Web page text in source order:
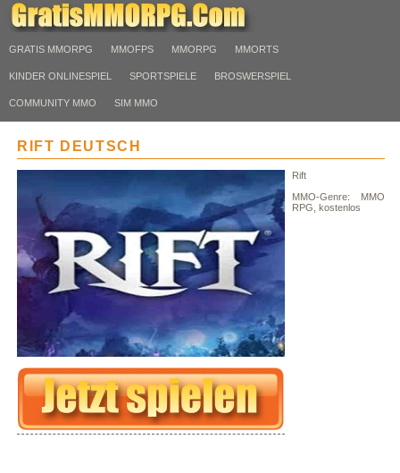
GRATIS MMORPG MMOFPS MMORPG MMORTS
KINDER ONLINESPIEL SPORTSPIELE BROSWERSPIEL
COMMUNITY MMO SIM MMO
RIFT DEUTSCH
Rift
MMO-Genre: MMO
RPG, kostenlos